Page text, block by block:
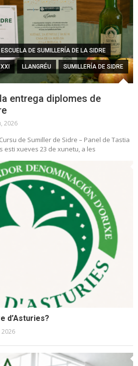
ESCUELA DE SUMILLERÍA DE LA SIDRE
LLANGRÉU SUMILLERÍA DE SIDRE
entrega diplomes de
2026
de Sumiller de Sidre – Panel de Tastia
esti xueves 23 de xunetu, a les
d’Asturies?
2026